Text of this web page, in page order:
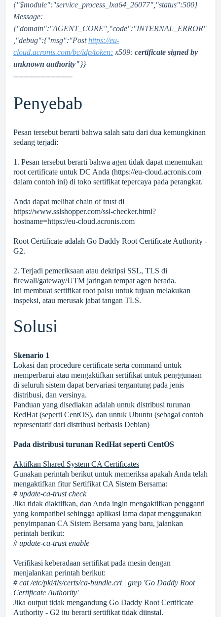
{"$module":"service_process_lxa64_26077","status":500}
Message:
{"domain":"AGENT_CORE","code":"INTERNAL_ERROR"
,"debug":{"msg":"Posthttps://eu-
cloud.acronis.com/bc/idp/token: x509: certificate signed by
unknown authority"}}
------------------------
Penyebab
Pesan tersebut berarti bahwa salah satu dari dua kemungkinan
sedang terjadi:
1. Pesan tersebut berarti bahwa agen tidak dapat menemukan
root certificate untuk DC Anda (https://eu-cloud.acronis.com
dalam contoh ini) di toko sertifikat tepercaya pada perangkat.
Anda dapat melihat chain of trust di
https://www.sslshopper.com/ssl-checker.html?
hostname=https://eu-cloud.acronis.com
Root Certificate adalah Go Daddy Root Certificate Authority -
G2.
2. Terjadi pemeriksaan atau dekripsi SSL, TLS di
firewall/gateway/UTM jaringan tempat agen berada.
Ini membuat sertifikat root palsu untuk tujuan melakukan
inspeksi, atau merusak jabat tangan TLS.
Solusi
Skenario 1
Lokasi dan procedure certificate serta command untuk
memperbarui atau mengaktifkan sertifikat untuk penggunaan
di seluruh sistem dapat bervariasi tergantung pada jenis
distribusi, dan versinya.
Panduan yang disediakan adalah untuk distribusi turunan
RedHat (seperti CentOS), dan untuk Ubuntu (sebagai contoh
representatif dari distribusi berbasis Debian)
Pada distribusi turunan RedHat seperti CentOS
Aktifkan Shared System CA Certificates
Gunakan perintah berikut untuk memeriksa apakah Anda telah
mengaktifkan fitur Sertifikat CA Sistem Bersama:
# update-ca-trust check
Jika tidak diaktifkan, dan Anda ingin mengaktifkan pengganti
yang kompatibel sehingga aplikasi lama dapat menggunakan
penyimpanan CA Sistem Bersama yang baru, jalankan
perintah berikut:
# update-ca-trust enable
Verifikasi keberadaan sertifikat pada mesin dengan
menjalankan perintah berikut:
# cat /etc/pki/tls/certs/ca-bundle.crt | grep 'Go Daddy Root
Certificate Authority'
Jika output tidak mengandung Go Daddy Root Certificate
Authority - G2 itu berarti sertifikat tidak diinstal.